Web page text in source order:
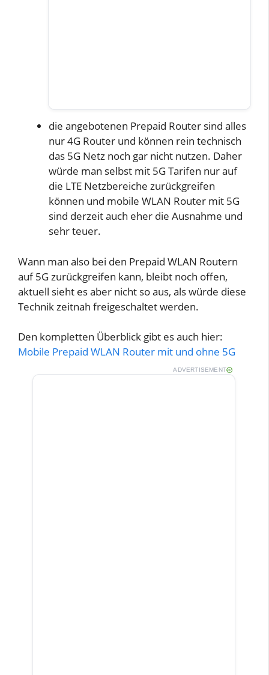
die angebotenen Prepaid Router sind alles
nur 4G Router und können rein technisch
das 5G Netz noch gar nicht nutzen. Daher
würde man selbst mit 5G Tarifen nur auf
die LTE Netzbereiche zurückgreifen
können und mobile WLAN Router mit 5G
sind derzeit auch eher die Ausnahme und
sehr teuer.
Wann man also bei den Prepaid WLAN Routern
auf 5G zurückgreifen kann, bleibt noch offen,
aktuell sieht es aber nicht so aus, als würde diese
Technik zeitnah freigeschaltet werden.
Den kompletten Überblick gibt es auch hier:
Mobile Prepaid WLAN Router mit und ohne 5G
ADVERTISEMENT